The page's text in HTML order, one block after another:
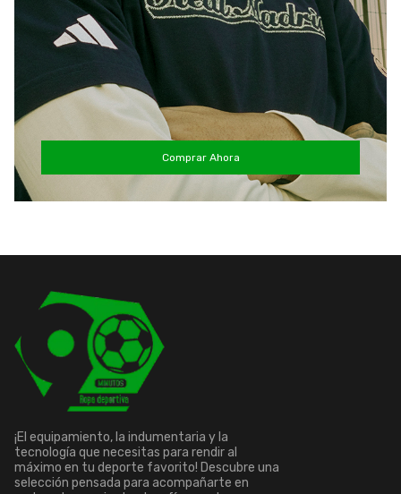
Comprar Ahora
¡El equipamiento, la indumentaria y la
tecnología que necesitas para rendir al
máximo en tu deporte favorito! Descubre una
selección pensada para acompañarte en